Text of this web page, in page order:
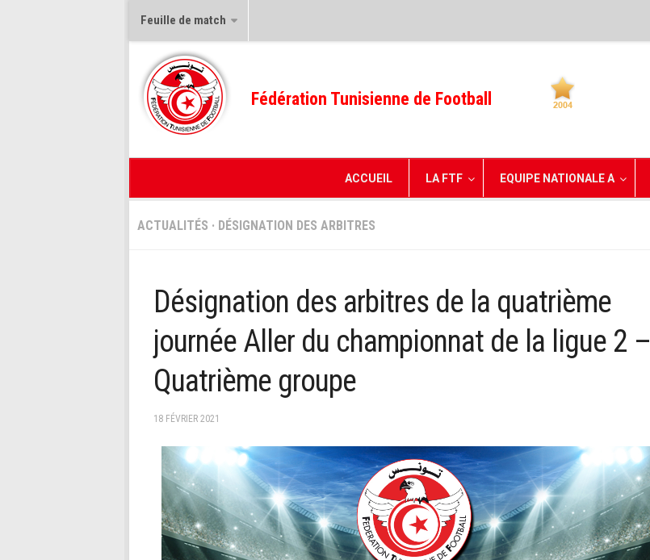
Feuille de match
Fédération Tunisienne de Football
ACCUEIL LA FTF EQUIPE NATIONALE A
ACTUALITÉS · DÉSIGNATION DES ARBITRES
Désignation des arbitres de la quatrième
journée Aller du championnat de la ligue 2 –
Quatrième groupe
18 FÉVRIER 2021